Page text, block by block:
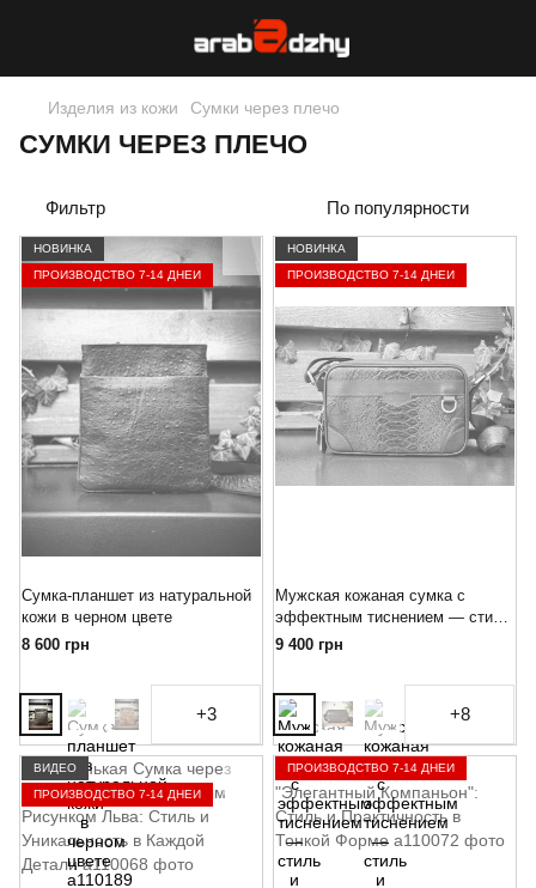
Изделия из кожи Сумки через плечо
СУМКИ ЧЕРЕЗ ПЛЕЧО
Фильтр По популярности
НОВИНКА
ПРОИЗВОДСТВО 7-14 ДНЕЙ
Сумка-планшет из натуральной
кожи в черном цвете
8 600 грн
+3
НОВИНКА
ПРОИЗВОДСТВО 7-14 ДНЕЙ
Мужская кожаная сумка с
эффектным тиснением — стиль
и функциональность каждый
9 400 грн
+8
ВИДЕО
ПРОИЗВОДСТВО 7-14 ДНЕЙ
ПРОИЗВОДСТВО 7-14 ДНЕЙ